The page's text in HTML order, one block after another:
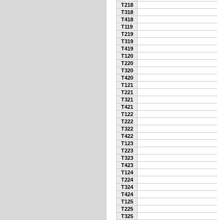
T218
T318
T418
T119
T219
T319
T419
T120
T220
T320
T420
T121
T221
T321
T421
T122
T222
T322
T422
T123
T223
T323
T423
T124
T224
T324
T424
T125
T225
T325